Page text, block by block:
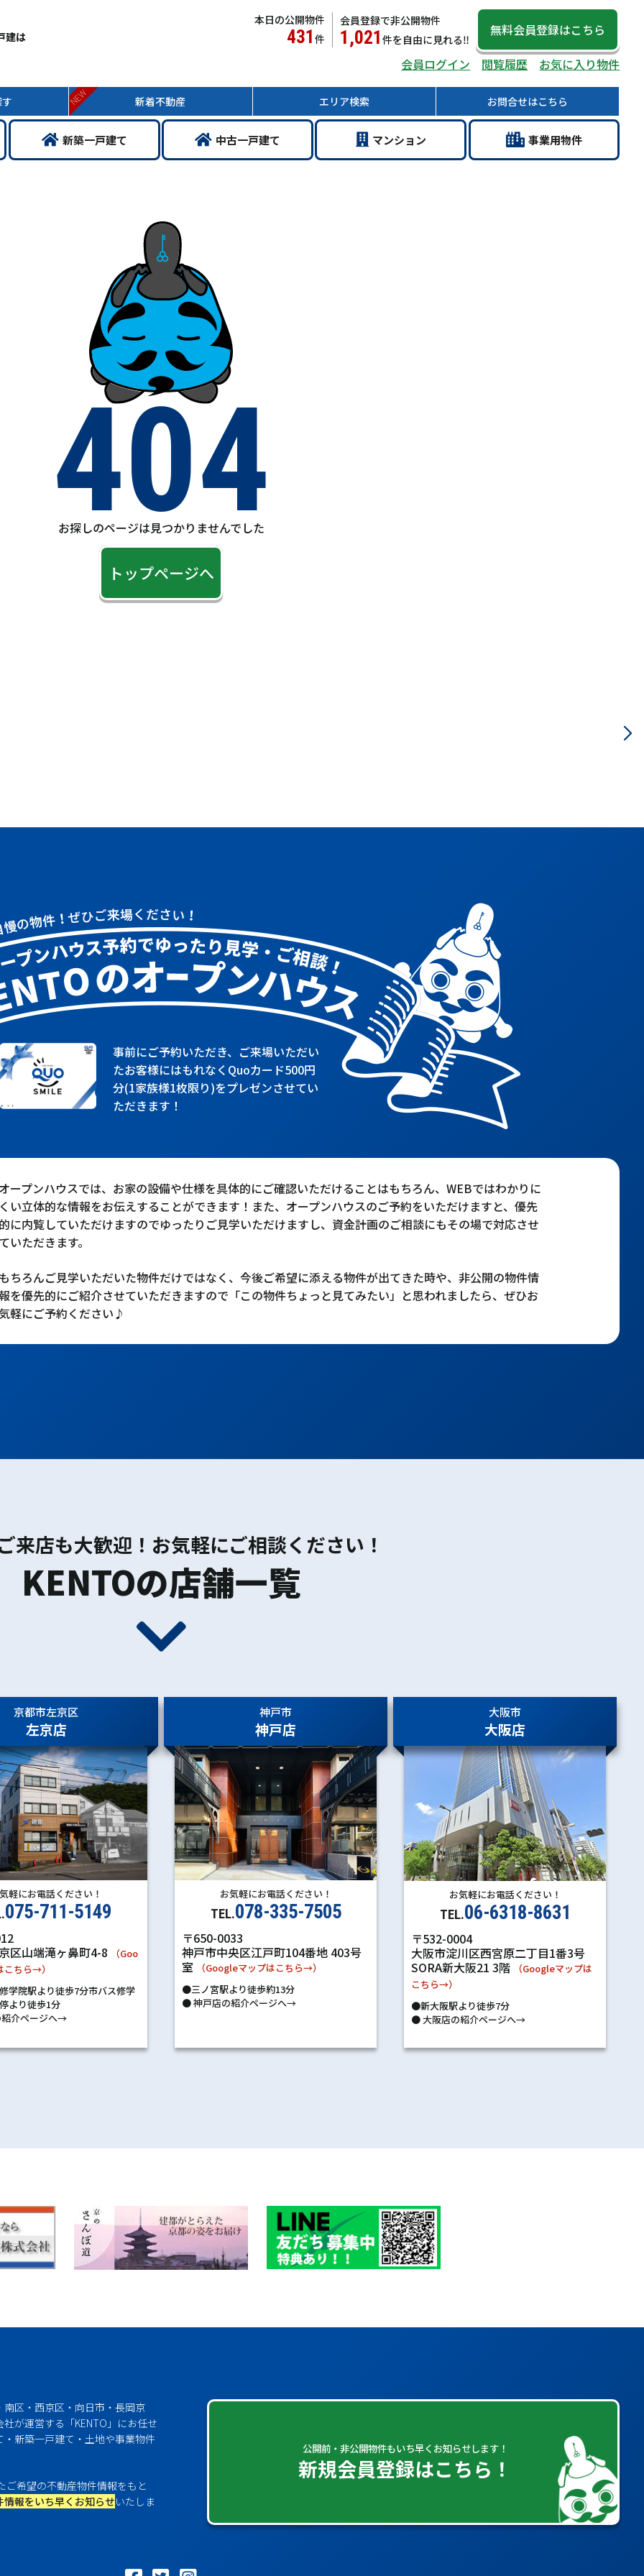
建は
本日の公開物件
431件
会員登録で非公開物件
1,021件を自由に見れる‼
無料会員登録はこちら
会員ログイン
閲覧履歴 お気に入り物件
新着不動産
NEW エリア検索 お問合せはこちら
新築一戸建て 中古一戸建て マンション 事業用物件
404
お探しのページは見つかりませんでした
トップページへ
事前にご予約いただき、ご来場いただい
たお客様にはもれなくQuoカード500円
分(1家族様1枚限り)をプレゼンさせてい
ただきます！
ープンハウスでは、お家の設備や仕様を具体的にご確認いただけることはもちろん、WEBではわかりに
い立体的な情報をお伝えすることができます！また、オープンハウスのご予約をいただけますと、優先
に内覧していただけますのでゆったりご見学いただけますし、資金計画のご相談にもその場で対応させ
いただきます。
ちろんご見学いただいた物件だけではなく、今後ご希望に添える物件が出てきた時や、非公開の物件情
を優先的にご紹介させていただきますので「この物件ちょっと見てみたい」と思われましたら、ぜひお
軽にご予約ください♪
来店も大歓迎！お気軽にご相談ください！
KENTOの店舗一覧
京都市左京区
左京店
軽にお電話ください！
075-711-5149
区山端滝ヶ鼻町4-8
（Goo
ちら→）
学院駅より徒歩7分市バス修学
より徒歩1分
介ページへ→
神戸市
神戸店
お気軽にお電話ください！
TEL.078-335-7505
〒650-0033
神戸市中央区江戸町104番地 403号
室
（Googleマップはこちら→）
●三ノ宮駅より徒歩約13分
●神戸店の紹介ページへ→
大阪市
大阪店
お気軽にお電話ください！
TEL.06-6318-8631
〒532-0004
大阪市淀川区西宮原二丁目1番3号
SORA新大阪21 3階
（Googleマップは
こちら→）
●新大阪駅より徒歩7分
●大阪店の紹介ページへ→
区・西京区・向日市・長岡京
が運営する「KENTO」にお任せ
新築一戸建て・土地や事業物件
希望の不動産物件情報をもと
報をいち早くお知らせいたしま
公開前・非公開物件もいち早くお知らせします！
新規会員登録はこちら！